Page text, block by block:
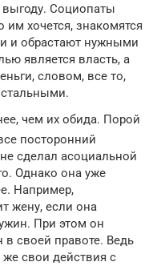
выгоду. Социопаты
им хочется, знакомятся
и обрастают нужными
является власть, а
словом, все то,
чем их обида. Порой
посторонний
сделал асоциальной
Однако она уже
Например,
жену, если она
При этом он
в своей правоте. Ведь
свои действия с